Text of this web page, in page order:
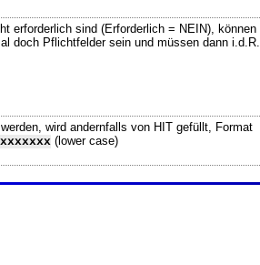
erforderlich sind (Erforderlich = NEIN), können
doch Pflichtfelder sein und müssen dann i.d.R.
wird andernfalls von HIT gefüllt, Format
(lower case)